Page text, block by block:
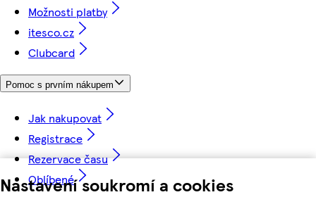
Nastavení soukromí a cookies
Možnosti platby
itesco.cz
Clubcard
Pomoc s prvním nákupem
Jak nakupovat
Registrace
Rezervace času
Oblíbené